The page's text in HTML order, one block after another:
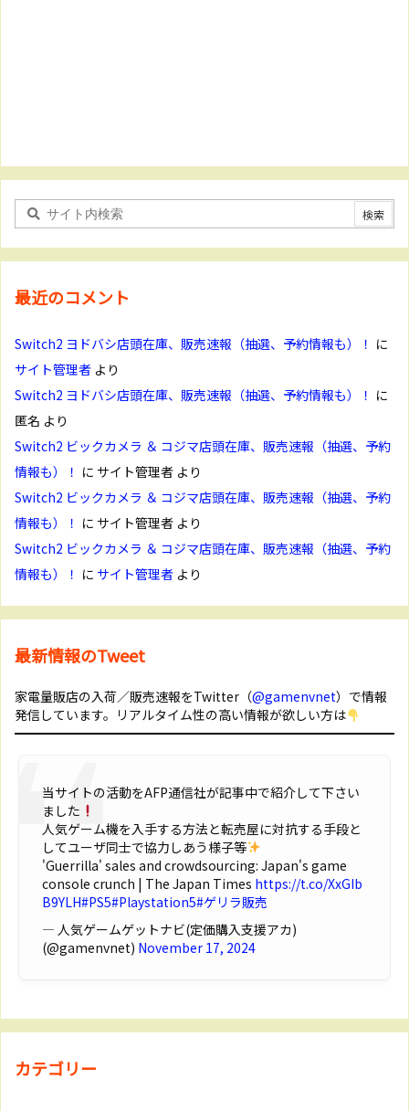
最近のコメント
Switch2 ヨドバシ店頭在庫、販売速報（抽選、予約情報も）！ に
サイト管理者 より
Switch2 ヨドバシ店頭在庫、販売速報（抽選、予約情報も）！ に
匿名 より
Switch2 ビックカメラ ＆ コジマ店頭在庫、販売速報（抽選、予約
情報も）！ に サイト管理者 より
Switch2 ビックカメラ ＆ コジマ店頭在庫、販売速報（抽選、予約
情報も）！ に サイト管理者 より
Switch2 ビックカメラ ＆ コジマ店頭在庫、販売速報（抽選、予約
情報も）！ に サイト管理者 より
最新情報のTweet
家電量販店の入荷／販売速報をTwitter（@gamenvnet）で情報
発信しています。リアルタイム性の高い情報が欲しい方は
当サイトの活動をAFP通信社が記事中で紹介して下さい
ました
人気ゲーム機を入手する方法と転売屋に対抗する手段と
してユーザ同士で協力しあう様子等
'Guerrilla' sales and crowdsourcing: Japan's game
console crunch | The Japan Times https://t.co/XxGIb
B9YLH#PS5#Playstation5#ゲリラ販売
— 人気ゲームゲットナビ(定価購入支援アカ)
(@gamenvnet) November 17, 2024
カテゴリー